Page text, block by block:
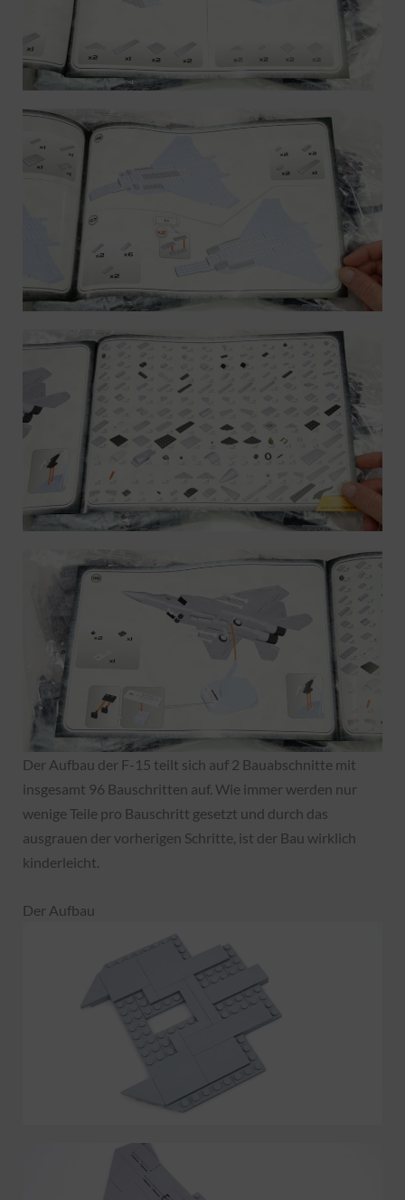
Der Aufbau der F-15 teilt sich auf 2 Bauabschnitte mit
insgesamt 96 Bauschritten auf. Wie immer werden nur
wenige Teile pro Bauschritt gesetzt und durch das
ausgrauen der vorherigen Schritte, ist der Bau wirklich
kinderleicht.
Der Aufbau